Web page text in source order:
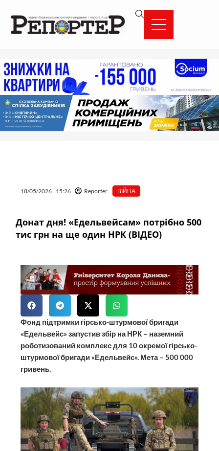
вмісту
18/05/2026 15:26 Reporter ВІЙНА
Донат дня! «Едельвейсам» потрібно 500
тис грн на ще один НРК (ВІДЕО)
Фонд підтримки гірсько-штурмової бригади
«Едельвейс» запустив збір на НРК – наземний
роботизований комплекс для 10 окремої гірсько-
штурмової бригади «Едельвейс». Мета – 500 000
гривень.